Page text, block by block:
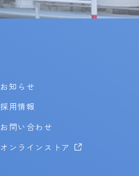
お知らせ
採用情報
お問い合わせ
オンラインストア